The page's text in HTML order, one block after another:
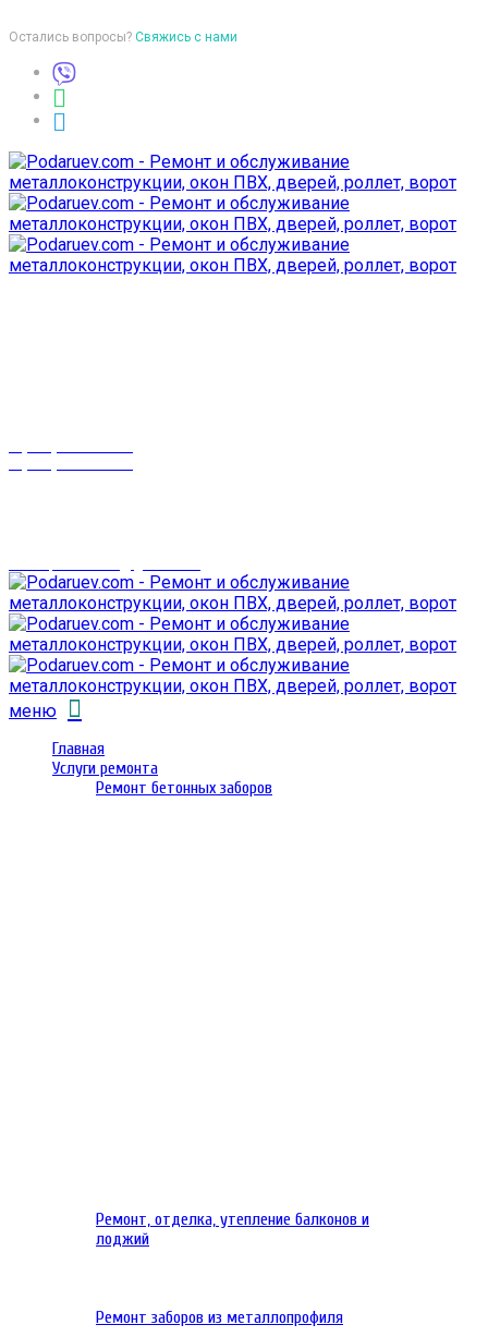
Остались вопросы? Свяжись с нами
меню
Главная
Услуги ремонта
Ремонт бетонных заборов
Ремонт, отделка, утепление балконов и
лоджий
Ремонт заборов из металлопрофиля